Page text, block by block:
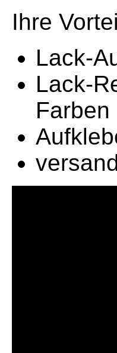
Ihre
Lack-
Lack-
Farben